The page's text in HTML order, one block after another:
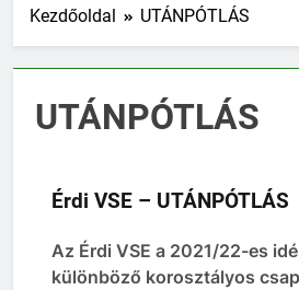
Kezdőoldal UTÁNPÓTLÁS
UTÁNPÓTLÁS
Érdi VSE – UTÁNPÓTLÁS
Az Érdi VSE a 2021/22-es
különböző korosztályos